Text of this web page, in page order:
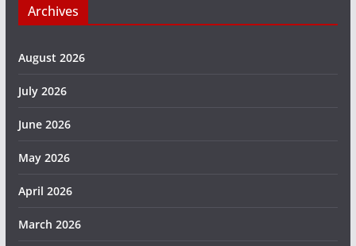
Archives
August 2026
July 2026
June 2026
May 2026
April 2026
March 2026